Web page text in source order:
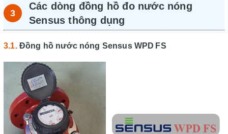
Các dòng đồng hồ đo nước nóng
Sensus thông dụng
Đồng hồ nước nóng Sensus WPD FS